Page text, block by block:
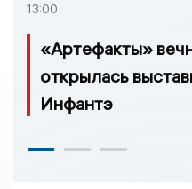
13:00
«Артефакты»
открылась
Инфантэ